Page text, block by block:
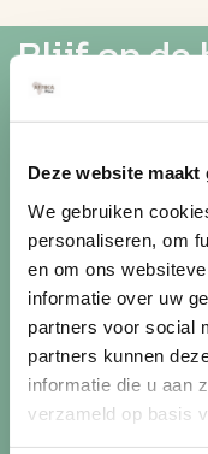
Deze website
We gebruiken
personaliseren, om
en om ons
informatie over uw
partners voor social
partners kunnen
informatie die u aan
verzameld op basis
Blijf op de
mooiste
Ontvang circa 1 maal
laatste
uitschrijven via de
Aanmelden
Lees in onsprivacybeleid
gegevens.